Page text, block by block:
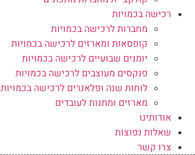
רכישה בכמויות
מחברות לרכישה בכמויות
קופסאות ומארזים לרכישה בכמויות
יומנים שבועיים לרכישה בכמויות
פנקסים מעוצבים לרכישה בכמויות
לוחות שנה ופלאנרים לרכישה בכמויות
מארזים ומתנות לעובדים
אודותינו
שאלות נפוצות
צרו קשר